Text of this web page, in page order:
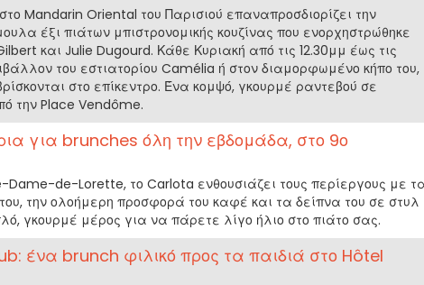
Mandarin Oriental του Παρισιού επαναπροσδιορίζει την
έξι πιάτων μπιστρονομικής κουζίνας που ενορχηστρώθηκε
και Julie Dugourd. Κάθε Κυριακή από τις 12.30μμ έως τις
του εστιατορίου Camélia ή στον διαμορφωμένο κήπο του,
στο επίκεντρο. Ένα κομψό, γκουρμέ ραντεβού σε
την Place Vendôme.
για brunches όλη την εβδομάδα, στο 9ο
Dame-de-Lorette, το Carlota ενθουσιάζει τους περίεργους με
την ολοήμερη προσφορά του καφέ και τα δείπνα του σε στυλ
γκουρμέ μέρος για να πάρετε λίγο ήλιο στο πιάτο σας.
ένα brunch φιλικό προς τα παιδιά στο Hôtel